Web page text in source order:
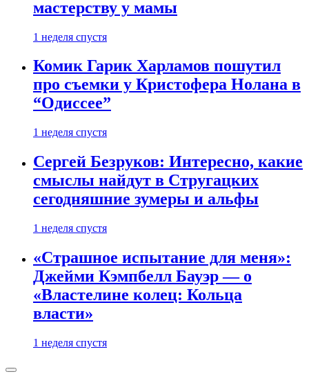
мастерству у мамы
1 неделя спустя
Комик Гарик Харламов пошутил
про съемки у Кристофера Нолана в
“Одиссее”
1 неделя спустя
Сергей Безруков: Интересно, какие
смыслы найдут в Стругацких
сегодняшние зумеры и альфы
1 неделя спустя
«Страшное испытание для меня»:
Джейми Кэмпбелл Бауэр — о
«Властелине колец: Кольца
власти»
1 неделя спустя